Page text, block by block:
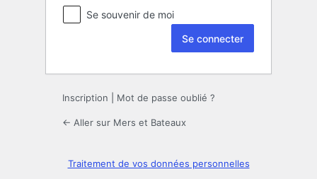
Se souvenir de moi
Inscription Mot de passe oublié ?
← Aller sur Mers et Bateaux
Traitement de vos données personnelles